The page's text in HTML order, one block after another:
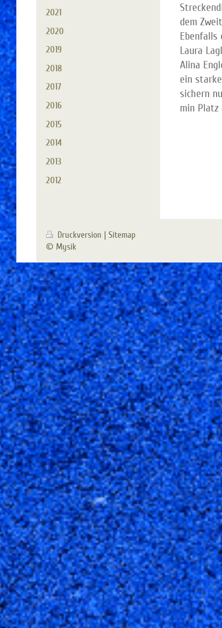
dem
Laura
Alina
ein
sichern
min
2021
2020
2019
2018
2017
2016
2015
2014
2013
2012
Druckversion | Sitemap
© Mysik